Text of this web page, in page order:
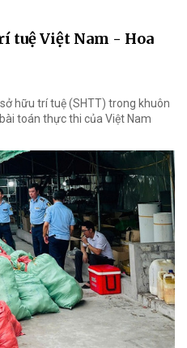
tuệ Việt Nam - Hoa
hữu trí tuệ (SHTT) trong khuôn
toán thực thi của Việt Nam